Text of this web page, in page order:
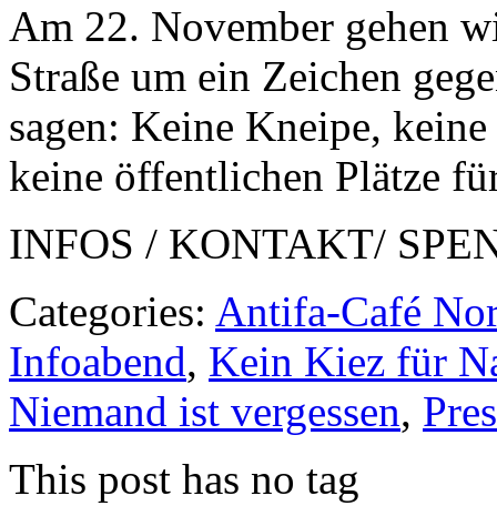
Am 22. November gehen
Straße um ein Zeichen
sagen: Keine Kneipe,
keine öffentlichen Plätze
INFOS / KONTAKT/
Categories: Antifa-Café
Infoabend, Kein Kiez für
Niemand ist vergessen,
This post has no tag